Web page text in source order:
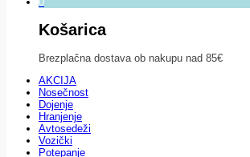
Košarica
Brezplačna dostava ob nakupu nad 85€
AKCIJA
Nosečnost
Dojenje
Hranjenje
Avtosedeži
Vozički
Potepanje